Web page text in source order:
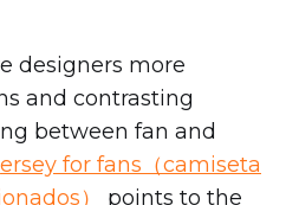
designers more
and contrasting
between fan and
for fans（camiseta
）
points to the